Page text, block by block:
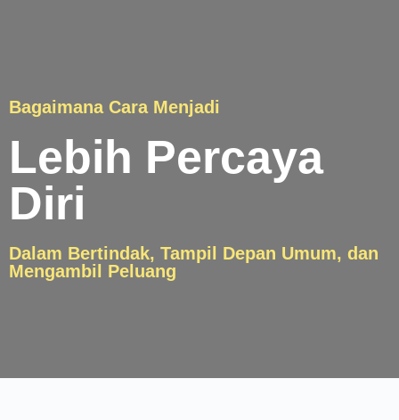
Bagaimana Cara Menjadi
Lebih Percaya
Diri
Dalam Bertindak, Tampil Depan Umum, dan
Mengambil Peluang